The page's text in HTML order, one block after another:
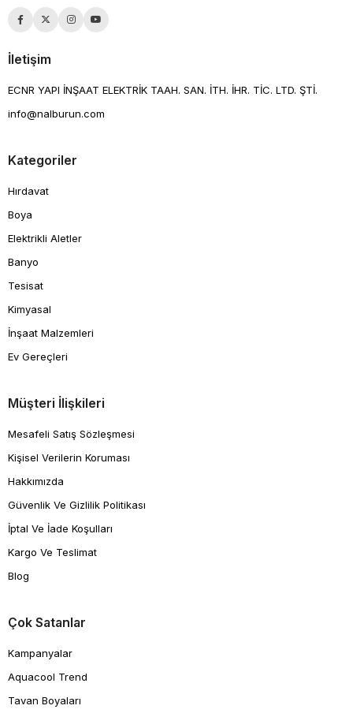
İletişim
ECNR YAPI İNŞAAT ELEKTRİK TAAH. SAN. İTH. İHR. TİC. LTD. ŞTİ.
info@nalburun.com
Kategoriler
Hırdavat
Boya
Elektrikli Aletler
Banyo
Tesisat
Kimyasal
İnşaat Malzemleri
Ev Gereçleri
Müşteri İlişkileri
Mesafeli Satış Sözleşmesi
Kişisel Verilerin Koruması
Hakkımızda
Güvenlik Ve Gizlilik Politikası
İptal Ve İade Koşulları
Kargo Ve Teslimat
Blog
Çok Satanlar
Kampanyalar
Aquacool Trend
Tavan Boyaları